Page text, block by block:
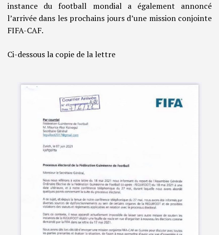
instance du football mondial a également annoncé
l’arrivée dans les prochains jours d’une mission conjointe
FIFA-CAF.
Ci-dessous la copie de la lettre